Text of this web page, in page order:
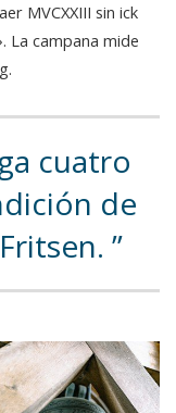
MVCXXIII sin ick
La campana mide
cuatro
de